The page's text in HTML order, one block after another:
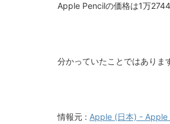
Apple Pencilの価格は1万
分かっていたことではありま
情報元 : Apple (日本) - Apple